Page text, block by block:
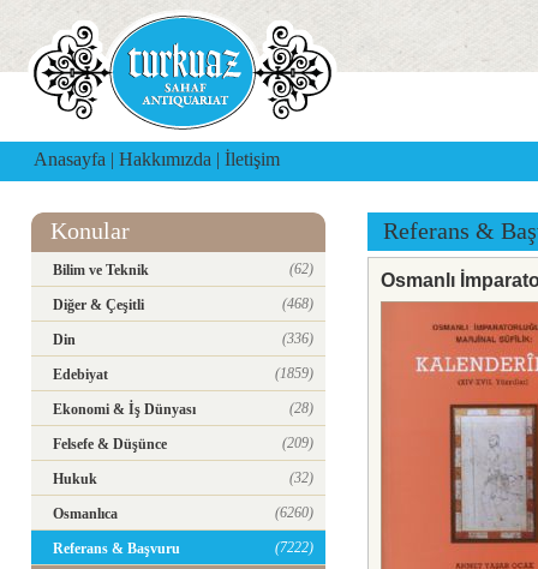
Anasayfa | Hakkımızda | İletişim
Konular
Bilim ve Teknik (62)
Diğer & Çeşitli (468)
Din (336)
Edebiyat (1859)
Ekonomi & İş Dünyası (28)
Felsefe & Düşünce (209)
Hukuk (32)
Osmanlıca (6260)
Referans & Başvuru
(7222)
Referans &
Osmanlı